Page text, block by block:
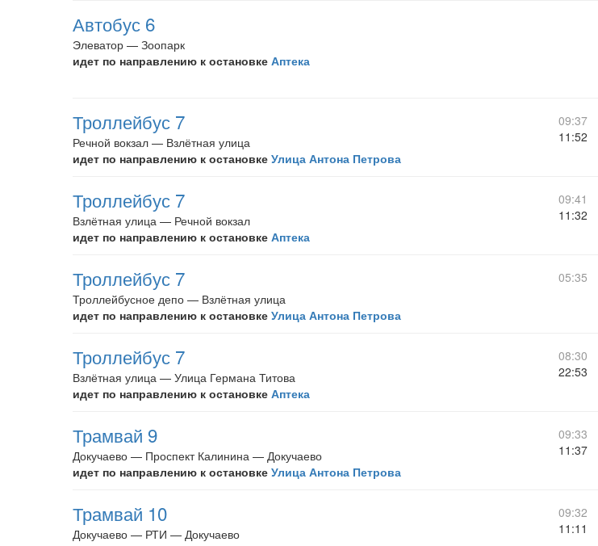
Автобус 6
Элеватор — Зоопарк
идет по направлению к остановке Аптека
Троллейбус 7
Речной вокзал — Взлётная улица
идет по направлению к остановке Улица Антона Петрова
09:37
11:52
Троллейбус 7
Взлётная улица — Речной вокзал
идет по направлению к остановке Аптека
09:41
11:32
Троллейбус 7
Троллейбусное депо — Взлётная улица
идет по направлению к остановке Улица Антона Петрова
05:35
Троллейбус 7
Взлётная улица — Улица Германа Титова
идет по направлению к остановке Аптека
08:30
22:53
Трамвай 9
Докучаево — Проспект Калинина — Докучаево
идет по направлению к остановке Улица Антона Петрова
09:33
11:37
Трамвай 10
Докучаево — РТИ — Докучаево
09:32
11:11